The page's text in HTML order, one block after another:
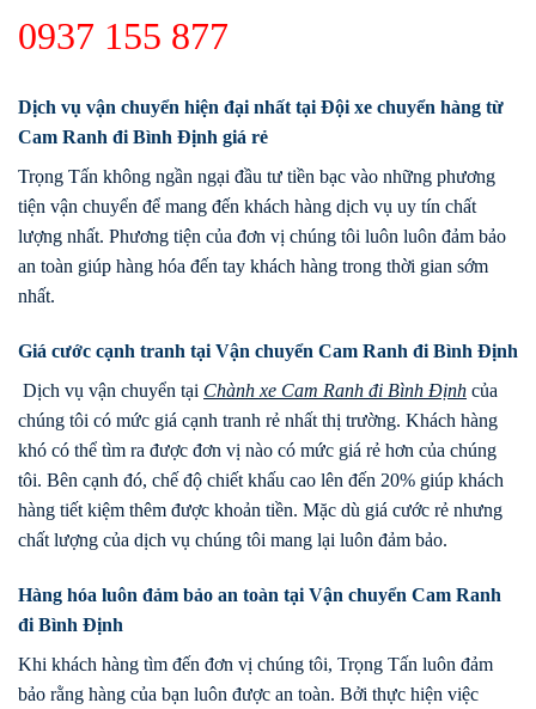
0937 155 877
Dịch vụ vận chuyển hiện đại nhất tại Đội xe chuyển hàng từ
Cam Ranh đi Bình Định giá rẻ
Trọng Tấn không ngần ngại đầu tư tiền bạc vào những phương
tiện vận chuyển để mang đến khách hàng dịch vụ uy tín chất
lượng nhất. Phương tiện của đơn vị chúng tôi luôn luôn đảm bảo
an toàn giúp hàng hóa đến tay khách hàng trong thời gian sớm
nhất.
Giá cước cạnh tranh tại Vận chuyển Cam Ranh đi Bình Định
Dịch vụ vận chuyển tại Chành xe Cam Ranh đi Bình Định của
chúng tôi có mức giá cạnh tranh rẻ nhất thị trường. Khách hàng
khó có thể tìm ra được đơn vị nào có mức giá rẻ hơn của chúng
tôi. Bên cạnh đó, chế độ chiết khấu cao lên đến 20% giúp khách
hàng tiết kiệm thêm được khoản tiền. Mặc dù giá cước rẻ nhưng
chất lượng của dịch vụ chúng tôi mang lại luôn đảm bảo.
Hàng hóa luôn đảm bảo an toàn tại Vận chuyển Cam Ranh
đi Bình Định
Khi khách hàng tìm đến đơn vị chúng tôi, Trọng Tấn luôn đảm
bảo rằng hàng của bạn luôn được an toàn. Bởi thực hiện việc